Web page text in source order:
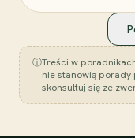
ⓘTreści w
nie stanowią
skonsultuj się ze